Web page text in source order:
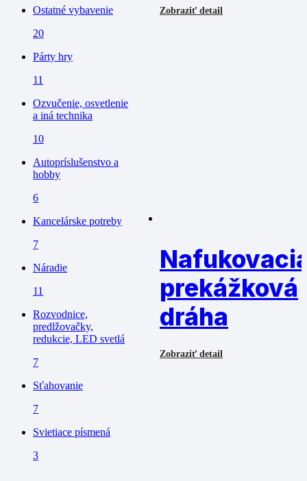
Ostatné vybavenie
20
Párty hry
11
Ozvučenie, osvetlenie
a iná technika
10
Autopríslušenstvo a
hobby
6
Kancelárske potreby
7
Náradie
11
Rozvodnice,
predlžovačky,
redukcie, LED svetlá
7
Sťahovanie
7
Svietiace písmená
3
Zobraziť detail
prekážková
dráha
Zobraziť detail